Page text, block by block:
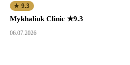
★ 9.3
Mykhaliuk Clinic ★9.3
06.07.2026